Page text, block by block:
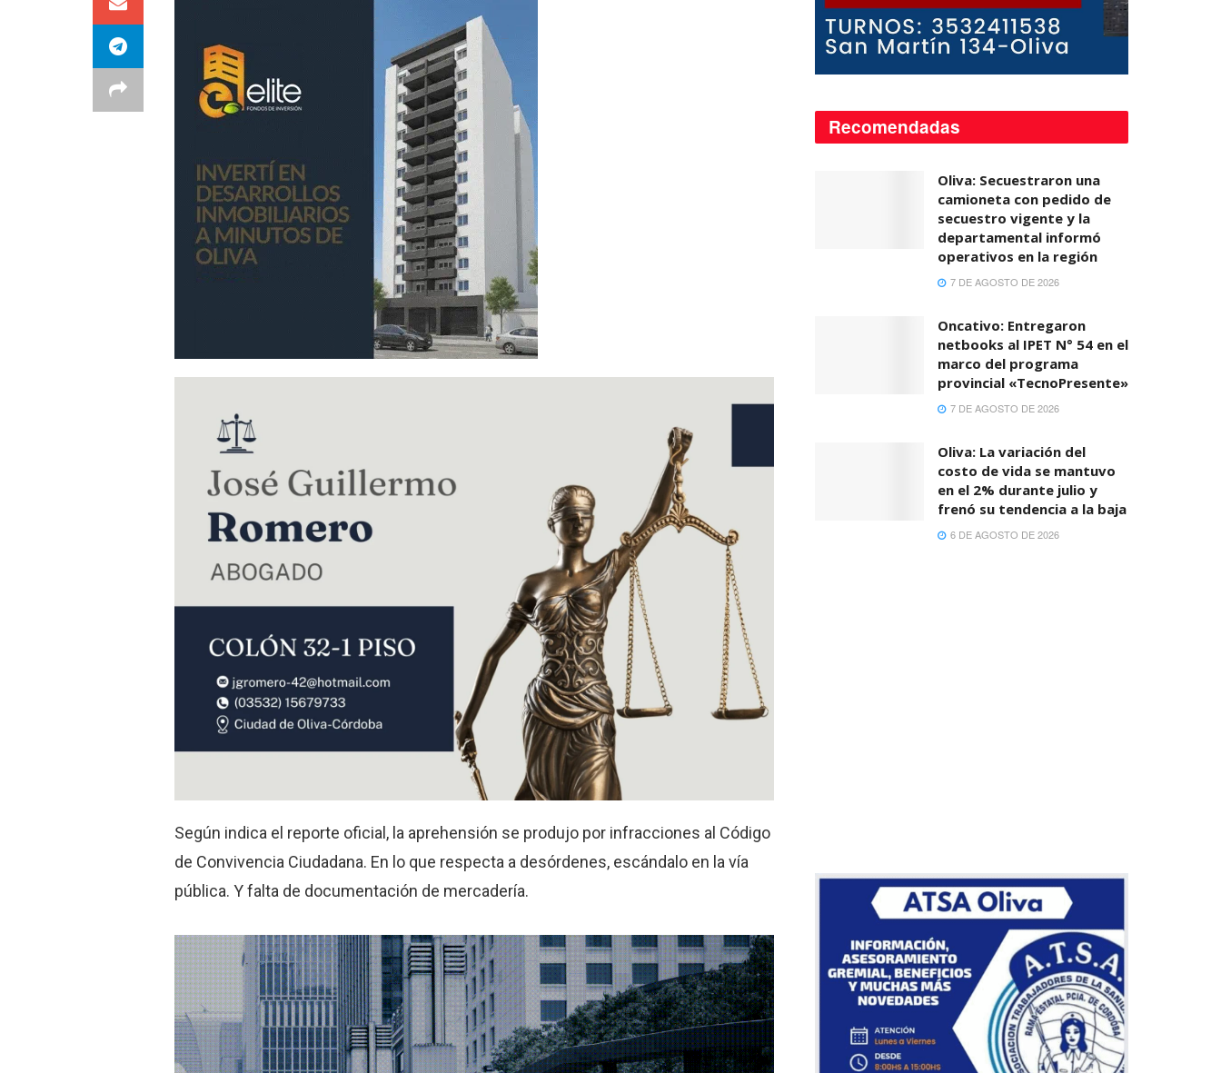
Según indica el reporte oficial, la aprehensión se produjo por infracciones al Código
de Convivencia Ciudadana. En lo que respecta a desórdenes, escándalo en la vía
pública. Y falta de documentación de mercadería.
Recomendadas
Oliva: Secuestraron una
camioneta con pedido de
secuestro vigente y la
departamental informó
operativos en la región
7 DE AGOSTO DE 2026
Oncativo: Entregaron
netbooks al IPET N° 54 en el
marco del programa
provincial «TecnoPresente»
7 DE AGOSTO DE 2026
Oliva: La variación del
costo de vida se mantuvo
en el 2% durante julio y
frenó su tendencia a la baja
6 DE AGOSTO DE 2026